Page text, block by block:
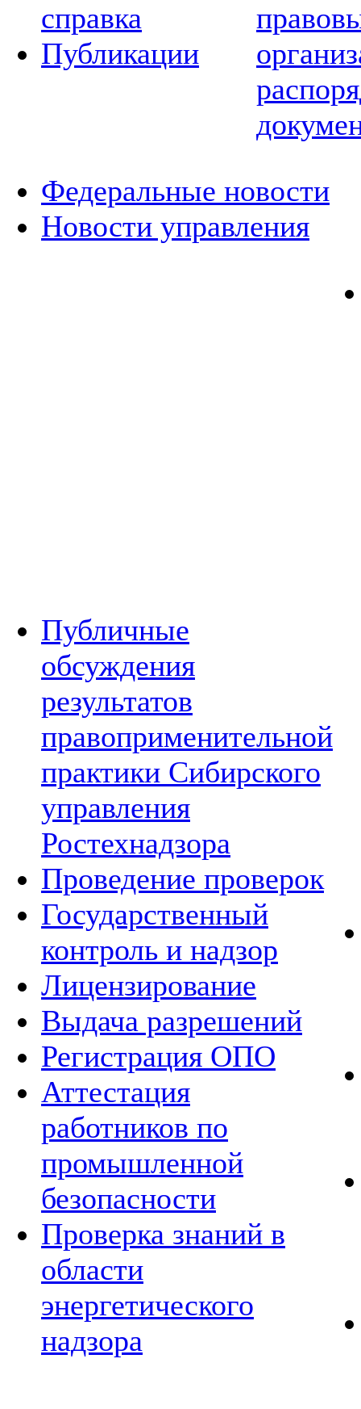
справка
Публикации
Федеральные новости
Новости управления
Публичные
обсуждения
результатов
правоприменительной
практики Сибирского
управления
Ростехнадзора
Проведение проверок
Государственный
контроль и надзор
Лицензирование
Выдача разрешений
Регистрация ОПО
Аттестация
работников по
промышленной
безопасности
Проверка знаний в
области
энергетического
надзора